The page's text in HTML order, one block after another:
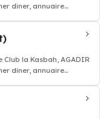
dîner, annuaire
la Kasbah, AGADIR
dîner, annuaire